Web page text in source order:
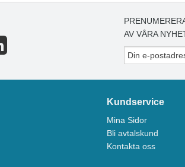
AV VÅRA
Kundservice
Mina Sidor
Bli avtalskund
Kontakta oss